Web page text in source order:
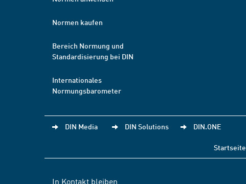
Normen kaufen
Bereich Normung und
Standardisierung bei DIN
Internationales
Normungsbarometer
DIN Media DIN Solutions DIN.ONE
Startseite
In Kontakt bleiben